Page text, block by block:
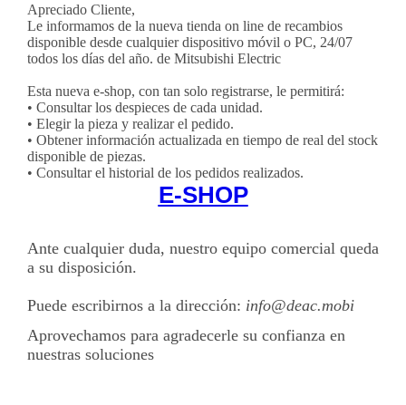
Apreciado Cliente,
Le informamos de la nueva tienda on line de recambios
disponible desde cualquier dispositivo móvil o PC, 24/07
todos los días del año. de Mitsubishi Electric
Esta nueva e-shop, con tan solo registrarse, le permitirá:
• Consultar los despieces de cada unidad.
• Elegir la pieza y realizar el pedido.
• Obtener información actualizada en tiempo de real del stock
disponible de piezas.
• Consultar el historial de los pedidos realizados.
E-SHOP
Ante cualquier duda, nuestro equipo comercial queda
a su disposición.
Puede escribirnos a la dirección: info@deac.mobi
Aprovechamos para agradecerle su confianza en
nuestras soluciones